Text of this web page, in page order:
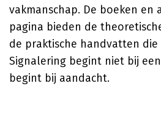
vakmanschap. De boeken en
pagina bieden de
de praktische handvatten
Signalering begint niet bij
begint bij aandacht.